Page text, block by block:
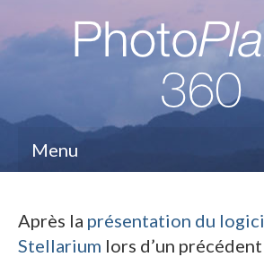
Menu
Après la présentation du
Stellarium lors d’un